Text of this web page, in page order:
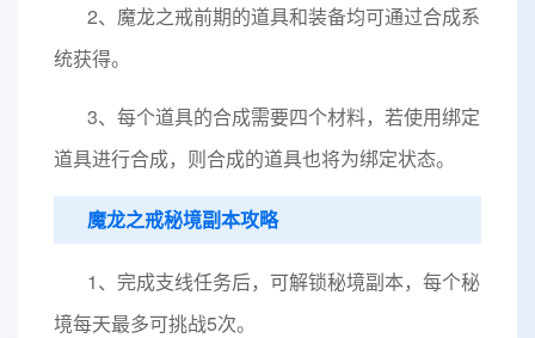
2、魔龙之戒前期的道具和装备均可通过合成系
统获得。
3、每个道具的合成需要四个材料，若使用绑定
道具进行合成，则合成的道具也将为绑定状态。
魔龙之戒秘境副本攻略
1、完成支线任务后，可解锁秘境副本，每个秘
境每天最多可挑战5次。